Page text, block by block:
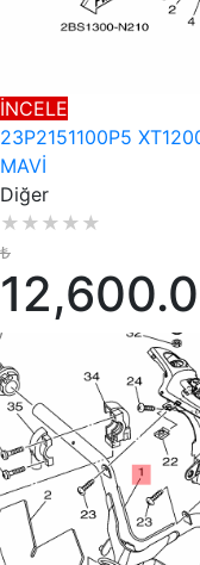
İNCELE
23P2151100P5
MAVİ
Diğer
★ ★ ★ ★ ★
₺